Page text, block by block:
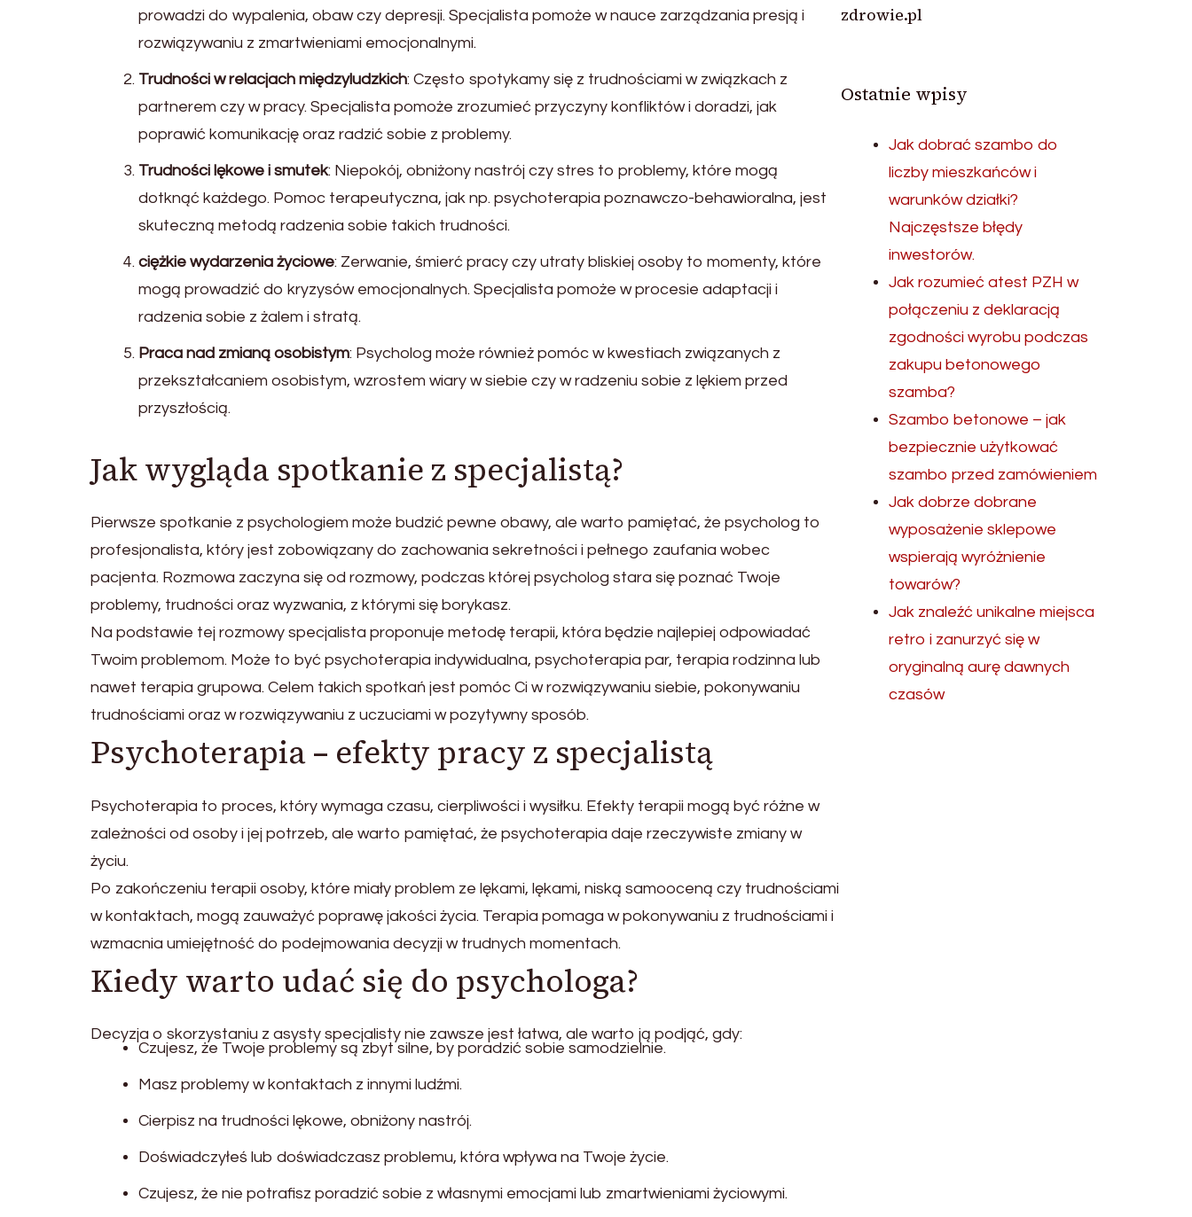
prowadzi do wypalenia, obaw czy depresji. Specjalista pomoże w nauce zarządzania presją i
rozwiązywaniu z zmartwieniami emocjonalnymi.
Trudności w relacjach międzyludzkich: Często spotykamy się z trudnościami w związkach z
partnerem czy w pracy. Specjalista pomoże zrozumieć przyczyny konfliktów i doradzi, jak
poprawić komunikację oraz radzić sobie z problemy.
Trudności lękowe i smutek: Niepokój, obniżony nastrój czy stres to problemy, które mogą
dotknąć każdego. Pomoc terapeutyczna, jak np. psychoterapia poznawczo-behawioralna, jest
skuteczną metodą radzenia sobie takich trudności.
ciężkie wydarzenia życiowe: Zerwanie, śmierć pracy czy utraty bliskiej osoby to momenty, które
mogą prowadzić do kryzysów emocjonalnych. Specjalista pomoże w procesie adaptacji i
radzenia sobie z żalem i stratą.
Praca nad zmianą osobistym: Psycholog może również pomóc w kwestiach związanych z
przekształcaniem osobistym, wzrostem wiary w siebie czy w radzeniu sobie z lękiem przed
przyszłością.
Jak wygląda spotkanie z specjalistą?
Pierwsze spotkanie z psychologiem może budzić pewne obawy, ale warto pamiętać, że psycholog to
profesjonalista, który jest zobowiązany do zachowania sekretności i pełnego zaufania wobec
pacjenta. Rozmowa zaczyna się od rozmowy, podczas której psycholog stara się poznać Twoje
problemy, trudności oraz wyzwania, z którymi się borykasz.
Na podstawie tej rozmowy specjalista proponuje metodę terapii, która będzie najlepiej odpowiadać
Twoim problemom. Może to być psychoterapia indywidualna, psychoterapia par, terapia rodzinna lub
nawet terapia grupowa. Celem takich spotkań jest pomóc Ci w rozwiązywaniu siebie, pokonywaniu
trudnościami oraz w rozwiązywaniu z uczuciami w pozytywny sposób.
Psychoterapia – efekty pracy z specjalistą
Psychoterapia to proces, który wymaga czasu, cierpliwości i wysiłku. Efekty terapii mogą być różne w
zależności od osoby i jej potrzeb, ale warto pamiętać, że psychoterapia daje rzeczywiste zmiany w
życiu.
Po zakończeniu terapii osoby, które miały problem ze lękami, lękami, niską samooceną czy trudnościami
w kontaktach, mogą zauważyć poprawę jakości życia. Terapia pomaga w pokonywaniu z trudnościami i
wzmacnia umiejętność do podejmowania decyzji w trudnych momentach.
Kiedy warto udać się do psychologa?
Decyzja o skorzystaniu z asysty specjalisty nie zawsze jest łatwa, ale warto ją podjąć, gdy:
Czujesz, że Twoje problemy są zbyt silne, by poradzić sobie samodzielnie.
Masz problemy w kontaktach z innymi ludźmi.
Cierpisz na trudności lękowe, obniżony nastrój.
Doświadczyłeś lub doświadczasz problemu, która wpływa na Twoje życie.
Czujesz, że nie potrafisz poradzić sobie z własnymi emocjami lub zmartwieniami życiowymi.
zdrowie.pl
Ostatnie wpisy
Jak dobrać szambo do
liczby mieszkańców i
warunków działki?
Najczęstsze błędy
inwestorów.
Jak rozumieć atest PZH w
połączeniu z deklaracją
zgodności wyrobu podczas
zakupu betonowego
szamba?
Szambo betonowe – jak
bezpiecznie użytkować
szambo przed zamówieniem
Jak dobrze dobrane
wyposażenie sklepowe
wspierają wyróżnienie
towarów?
Jak znaleźć unikalne miejsca
retro i zanurzyć się w
oryginalną aurę dawnych
czasów